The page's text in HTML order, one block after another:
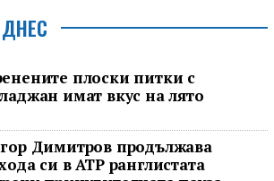
плоски питки с
имат вкус на лято
Димитров продължава
си в ATP ранглистата